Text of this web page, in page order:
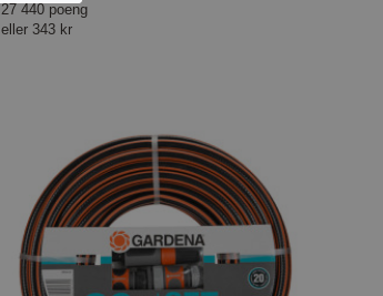
27 440 poeng
eller 343 kr